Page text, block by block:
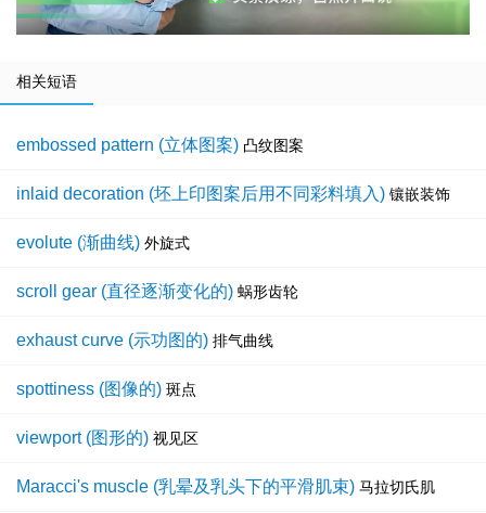
相关短语
embossed pattern (立体图案) 凸纹图案
inlaid decoration (坯上印图案后用不同彩料填入) 镶嵌装饰
evolute (渐曲线) 外旋式
scroll gear (直径逐渐变化的) 蜗形齿轮
exhaust curve (示功图的) 排气曲线
spottiness (图像的) 斑点
viewport (图形的) 视见区
Maracci's muscle (乳晕及乳头下的平滑肌束) 马拉切氏肌